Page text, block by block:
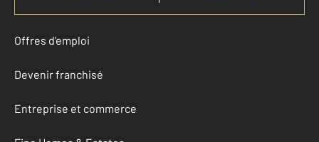
Offres d'emploi
Devenir franchisé
Entreprise et commerce